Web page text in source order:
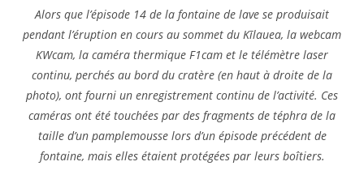
Alors que l’épisode 14 de la fontaine de lave se produisait
pendant l’éruption en cours au sommet du Kīlauea, la webcam
KWcam, la caméra thermique F1cam et le télémètre laser
continu, perchés au bord du cratère (en haut à droite de la
photo), ont fourni un enregistrement continu de l’activité. Ces
caméras ont été touchées par des fragments de téphra de la
taille d’un pamplemousse lors d’un épisode précédent de
fontaine, mais elles étaient protégées par leurs boîtiers.